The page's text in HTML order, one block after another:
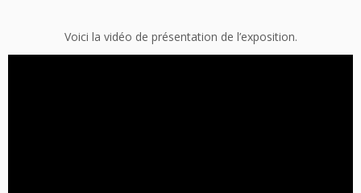
Voici la vidéo de présentation de l’exposition.